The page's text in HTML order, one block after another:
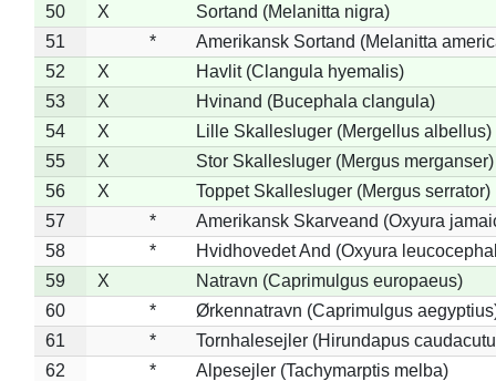
50
X
Sortand (Melanitta nigra)
51
*
Amerikansk Sortand (Melanitta
52
X
Havlit (Clangula hyemalis)
53
X
Hvinand (Bucephala clangula)
54
X
Lille Skallesluger (Mergellus albellus)
55
X
Stor Skallesluger (Mergus merganser)
56
X
Toppet Skallesluger (Mergus serrator)
57
*
Amerikansk Skarveand (Oxyura
58
*
Hvidhovedet And (Oxyura
59
X
Natravn (Caprimulgus europaeus)
60
*
Ørkennatravn (Caprimulgus
61
*
Tornhalesejler (Hirundapus
62
*
Alpesejler (Tachymarptis melba)